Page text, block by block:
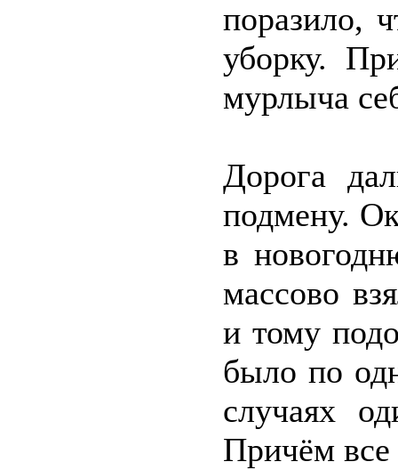
поразило,
уборку.
мурлыча
Дорога
подмену.
в
массово
и тому
было по
случаях
Причём